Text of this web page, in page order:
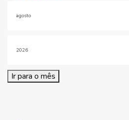
Ir para o mês